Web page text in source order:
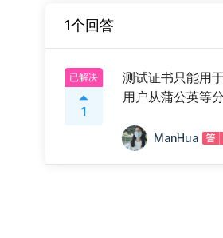
1个回答
已解决
1
测试证书只能用
用户从蒲公英等
ManHua